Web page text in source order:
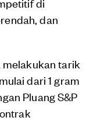
dan
melakukan tarik
dari 1 gram
Pluang S&P